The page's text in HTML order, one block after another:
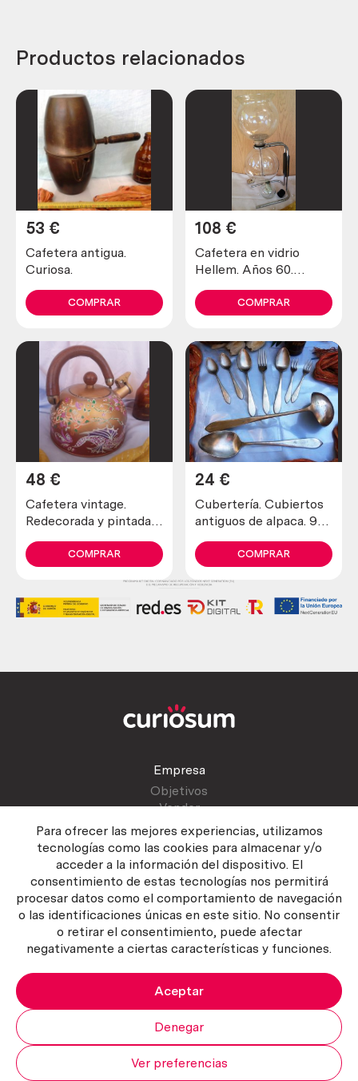
Para ofrecer las mejores experiencias, utilizamos
tecnologías como las cookies para almacenar y/o
acceder a la información del dispositivo. El
consentimiento de estas tecnologías nos permitirá
procesar datos como el comportamiento de navegación
o las identificaciones únicas en este sitio. No consentir
o retirar el consentimiento, puede afectar
negativamente a ciertas características y funciones.
Aceptar
Denegar
Ver preferencias
Productos relacionados
Cafetera antigua.
Curiosa.
53 €
COMPRAR
Cafetera en vidrio
Hellem. Años 60.
probeta.
108 €
COMPRAR
Cafetera vintage.
Redecorada y pintada a
Preciosa.
48 €
COMPRAR
Cubertería. Cubiertos
antiguos de alpaca. 9
24 €
COMPRAR
Empresa
Objetivos
Vender
Atención al cliente
Contactar
Manual del vendedor
Política del servicio
Política de Cookies
Copyright ©2026 Curiosum S.L. Todos los derechos reservados.